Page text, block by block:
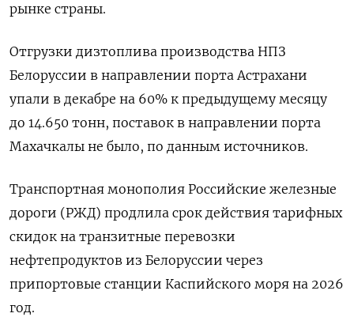
рынке страны.
Отгрузки дизтоплива производства НПЗ
Белоруссии ⁠в направлении порта Астрахани
упали в декабре на 60% к предыдущему месяцу
до 14.650 тонн, поставок в направлении порта
Махачкалы не было, ⁠по данным источников.
Транспортная монополия Российские железные
дороги (РЖД) продлила срок действия тарифных
скидок на транзитные перевозки
нефтепродуктов из Белоруссии через
‌припортовые станции Каспийского моря на 2026
год.